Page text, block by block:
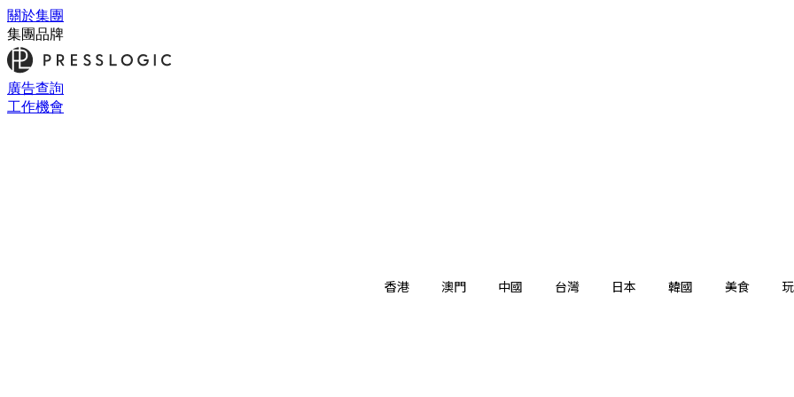
關於集團
集團品牌
廣告查詢
工作機會
香港 澳門 中國 台灣 日本 韓國 美食